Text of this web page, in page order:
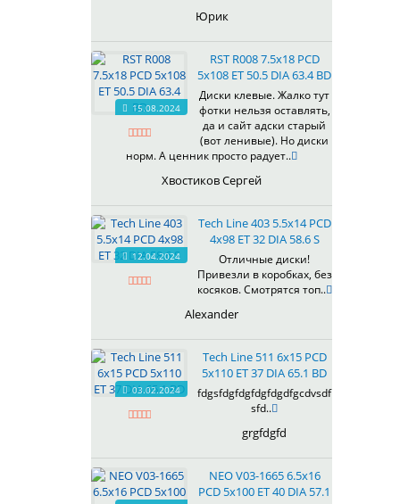
602
604
607
614
622
624
625
626
628
629
633
634
635
641
Юрик
15.08.2024
RST R008 7.5x18 PCD
5x108 ET 50.5 DIA 63.4 BD
Диски клевые. Жалко тут
фотки нельзя оставлять,
да и сайт адски старый
(вот ленивые). Но диски
норм. А ценник просто радует..
Хвостиков Сергей
12.04.2024
Tech Line 403 5.5x14 PCD
4x98 ET 32 DIA 58.6 S
Отличные диски!
Привезли в коробках, без
косяков. Смотрятся топ..
Alexander
03.02.2024
Tech Line 511 6x15 PCD
5x110 ET 37 DIA 65.1 BD
fdgsfdgfdgfdgfdgdfgcdvsdf
sfd..
grgfdgfd
NEO V03-1665 6.5x16
PCD 5x100 ET 40 DIA 57.1